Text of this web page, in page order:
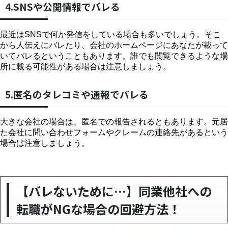
4.SNSや公開情報でバレる
最近はSNSで何か発信をしている場合も多いでしょう。そこ
から人伝えにバレたり、会社のホームページにあなたが載って
いてバレるということもあります。誰でも閲覧できるような場
所に載る可能性がある場合は注意しましょう。
5.匿名のタレコミや通報でバレる
大きな会社の場合は、匿名での報告されるともあります。元居
た会社に問い合わせフォームやクレームの連絡先があるという
場合は注意しましょう。
【バレないために…】同業他社への
転職がNGな場合の回避方法！